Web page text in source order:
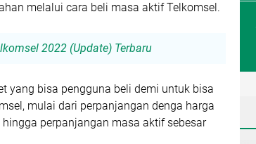
melalui cara beli masa aktif Telkomsel.
2022 (Update) Terbaru
yang bisa pengguna beli demi untuk bisa
mulai dari perpanjangan denga harga
perpanjangan masa aktif sebesar